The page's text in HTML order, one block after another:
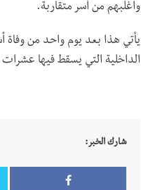
واغلبهم من أسر متقاربة.
يأتي هذا بعد يوم واحد من
الداخلية التي يسقط فيها عشرات
شارك الخبر: